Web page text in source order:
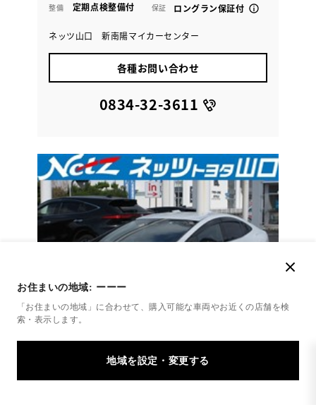
お住まいの地域: ーーー
「お住まいの地域」に合わせて、購入可能な車両やお近くの店舗を検
索・表示します。
整備 定期点検整備付 保証 ロングラン保証付
ネッツ山口 新南陽マイカーセンター
各種お問い合わせ
0834-32-3611